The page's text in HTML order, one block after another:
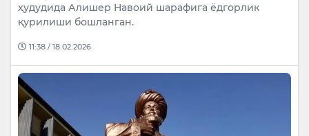
ҳудудида Алишер Навоий шарафига ёдгорлик
қурилиши бошланган.
11:38 / 18.02.2026